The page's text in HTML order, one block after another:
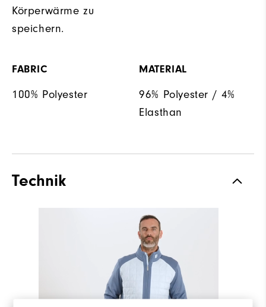
Körperwärme zu
speichern.
FABRIC
100% Polyester
MATERIAL
96% Polyester / 4%
Elasthan
Technik